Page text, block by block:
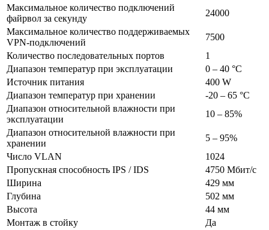
Максимальное количество подключений
файрвол за секунду
24000
Максимальное количество поддерживаемых
VPN-подключений
7500
Количество последовательных портов
1
Диапазон температур при эксплуатации
0 – 40 °C
Источник питания
400 W
Диапазон температур при хранении
-20 – 65 °C
Диапазон относительной влажности при
эксплуатации
10 – 85%
Диапазон относительной влажности при
хранении
5 – 95%
Число VLAN
1024
Пропускная способность IPS / IDS
4750 Мбит/с
Ширина
429 мм
Глубина
502 мм
Высота
44 мм
Монтаж в стойку
Да